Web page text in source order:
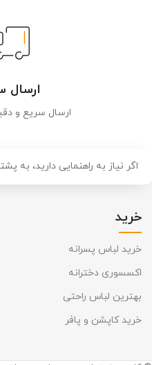
ارسال
ارسال سریع و
اگر نیاز به راهنمایی دارید، به
خرید
خرید لباس پسرانه
اکسسوری دخترانه
بهترین لباس راحتی
خرید کاپشن و پافر